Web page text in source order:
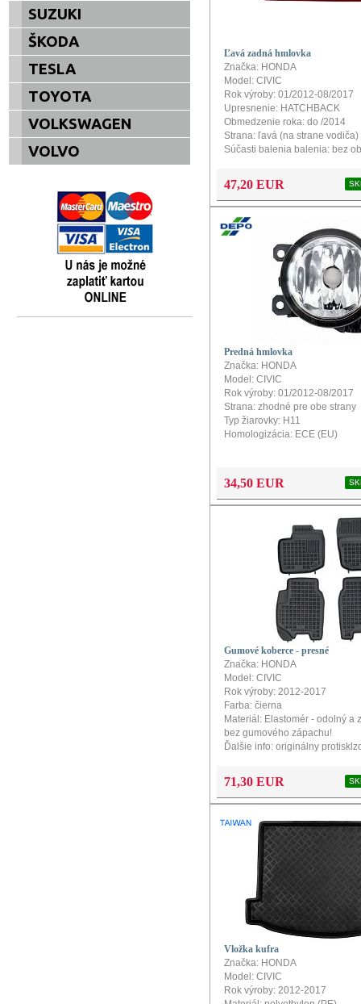
Ľavá zadná hmlovka
Značka: HONDA
Model: CIVIC
Rok výroby: 01/2012-08/2017
Upresnenie: HATCHBACK
Obmedzenie roka: do /2014
Strana: ľavá (na strane vodiča)
Súčasti balenia balenia: bez
Homologácia: ECE / EU
47,20 EUR
Predná hmlovka
Značka: HONDA
Model: CIVIC
Rok výroby: 01/2012-08/2017
Strana: zhodné pre obe strany
Typ žiarovky: H11
Homologizácia: ECE (EU)
34,50 EUR
Gumové koberce - presné
Značka: HONDA
Model: CIVIC
Rok výroby: 2012-2017
Farba: čierna
Materiál: Elastomér - odolný a
bez gumového zápachu!
Ďalšie info: originálny
tvoriaci vaničku s vysokými
vode a špine dostať sa k
vozidla
71,30 EUR
Vložka kufra
Značka: HONDA
Model: CIVIC
Rok výroby: 2012-2017
SUZUKI
ŠKODA
TESLA
TOYOTA
VOLKSWAGEN
VOLVO